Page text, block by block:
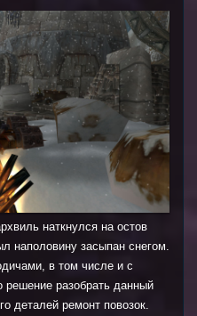
наткнулся на остов
наполовину засыпан снегом.
в том числе и с
разобрать данный
деталей ремонт повозок.